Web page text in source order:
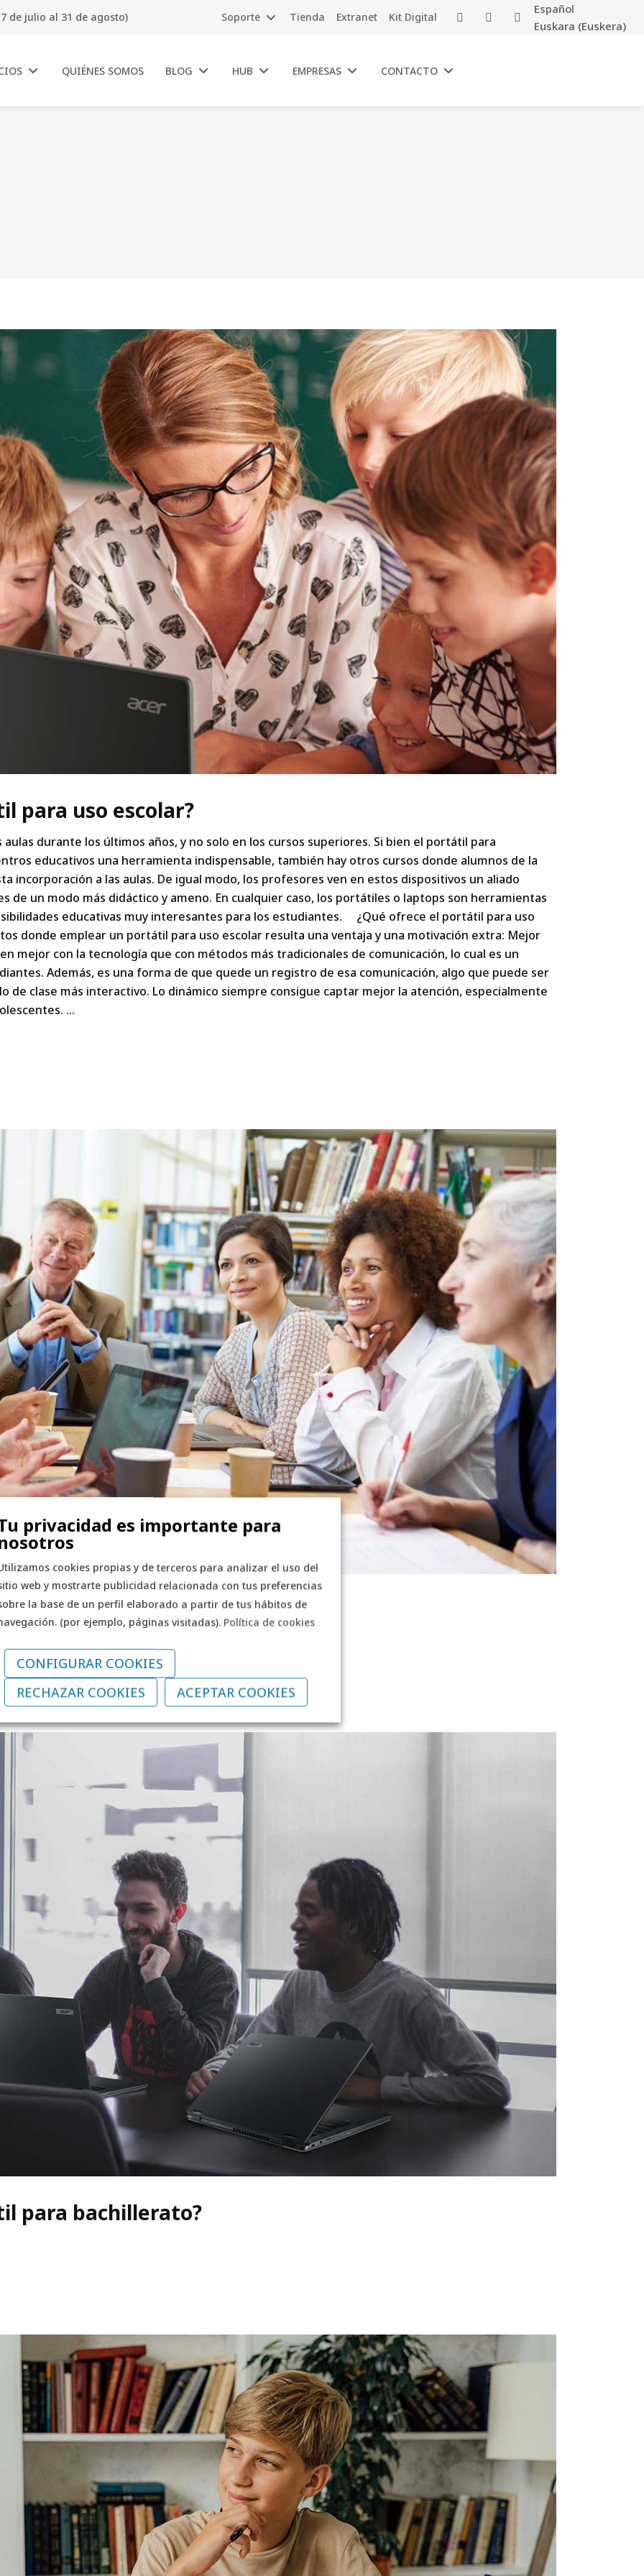
de julio al 31 de agosto) Soporte Tienda Extranet Kit Digital
Español
Euskara (Euskera)
QUIÉNES SOMOS BLOG HUB EMPRESAS CONTACTO
para uso escolar?
durante los últimos años, y no solo en los cursos superiores. Si bien el portátil para
educativos una herramienta indispensable, también hay otros cursos donde alumnos de la
incorporación a las aulas. De igual modo, los profesores ven en estos dispositivos un aliado
de un modo más didáctico y ameno. En cualquier caso, los portátiles o laptops son herramientas
educativas muy interesantes para los estudiantes. ¿Qué ofrece el portátil para uso
donde emplear un portátil para uso escolar resulta una ventaja y una motivación extra: Mejor
mejor con la tecnología que con métodos más tradicionales de comunicación, lo cual es un
Además, es una forma de que quede un registro de esa comunicación, algo que puede ser
de clase más interactivo. Lo dinámico siempre consigue captar mejor la atención, especialmente
para profesores?
para bachillerato?
privacidad es importante para
cookies propias y de terceros para analizar el uso del
web y mostrarte publicidad relacionada con tus preferencias
la base de un perfil elaborado a partir de tus hábitos de
(por ejemplo, páginas visitadas). Política de cookies
CONFIGURAR COOKIES
RECHAZAR COOKIES
ACEPTAR COOKIES